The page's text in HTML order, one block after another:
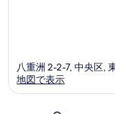
八重洲 2-2-7, 中央区,
地図で表示